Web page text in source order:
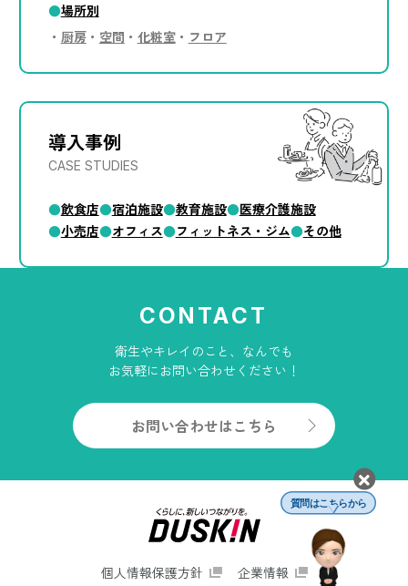
場所別
厨房
空間 化粧室 フロア
導入事例
CASE STUDIES
飲食店 宿泊施設 教育施設
医療介護施設
小売店
オフィス フィットネス・ジム その他
CONTACT
衛生やキレイのこと、なんでも
お気軽にお問い合わせください！
お問い合わせはこちら
個人情報保護方針 企業情報
質問はこちらから